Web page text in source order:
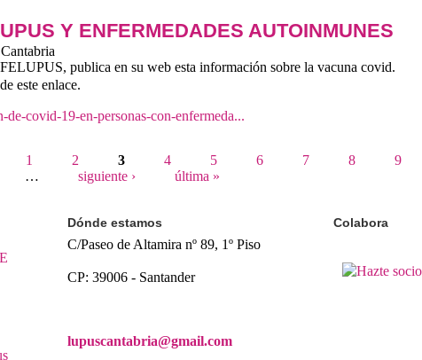
Y ENFERMEDADES AUTOINMUNES
publica en su web esta información sobre la vacuna covid.
este enlace.
covid-19-en-personas-con-enfermeda...
1 2 3 4 5 6 7 8
9
…
siguiente › última »
Dónde estamos
C/Paseo de Altamira nº 89, 1º Piso
CP: 39006 - Santander
lupuscantabria@gmail.com
Colabora